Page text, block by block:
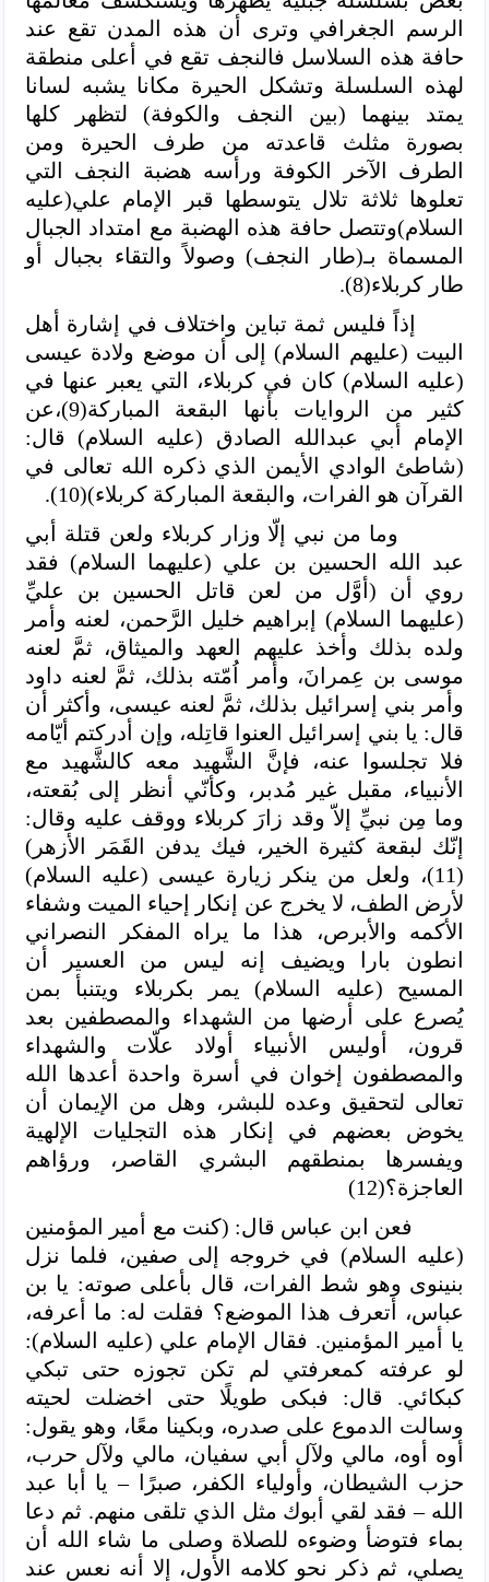
الرسم الجغرافي وترى أن هذه المدن تقع عند
حافة هذه السلاسل فالنجف تقع في أعلى منطقة
لهذه السلسلة وتشكل الحيرة مكانا يشبه لسانا
يمتد بينهما (بين النجف والكوفة) لتظهر كلها
بصورة مثلث قاعدته من طرف الحيرة ومن
الطرف الآخر الكوفة ورأسه هضبة النجف التي
تعلوها ثلاثة تلال يتوسطها قبر الإمام علي(عليه
السلام)وتتصل حافة هذه الهضبة مع امتداد الجبال
المسماة بـ(طار النجف) وصولاً والتقاء بجبال أو
طار كربلاء(8).
إذاً فليس ثمة تباين واختلاف في إشارة أهل
البيت (عليهم السلام) إلى أن موضع ولادة عيسى
(عليه السلام) كان في كربلاء، التي يعبر عنها في
كثير من الروايات بأنها البقعة المباركة(9)،عن
الإمام أبي عبدالله الصادق (عليه السلام) قال:
(شاطئ الوادي الأيمن الذي ذكره الله تعالى في
القرآن هو الفرات، والبقعة المباركة كربلاء)(10).
وما من نبي إلّا وزار كربلاء ولعن قتلة أبي
عبد الله الحسين بن علي (عليهما السلام) فقد
روي أن (أوَّل من لعن قاتل الحسين بن عليِّ
(عليهما السلام)
إبراهيم خليل الرَّحمن، لعنه وأمر
ولده بذلك وأخذ عليهم العهد والميثاق، ثمَّ لعنه
موسى بن عِمرانَ، وأمر اُمّته بذلك، ثمَّ لعنه داود
وأمر بني إسرائيل بذلك، ثمَّ لعنه عيسى، وأكثر أن
قال: يا بني إسرائيل العنوا قاتِله، وإن أدركتم أيّامه
فلا تجلسوا عنه، فإنَّ الشَّهيد معه كالشَّهيد مع
الأنبياء، مقبل غير مُدبر، وكأنّي أنظر إلى بُقعته،
وما مِن نبيِّ إلاّ وقد زارَ كربلاء ووقف عليه وقال:
إنّك لبقعة كثيرة الخير، فيك يدفن القَمَر الأزهر)
(11)، ولعل من ينكر زيارة عيسى (عليه السلام)
لأرض الطف، لا يخرج عن إنكار إحياء الميت وشفاء
الأكمه والأبرص، هذا ما يراه المفكر النصراني
انطون بارا ويضيف إنه ليس من العسير أن
المسيح (عليه السلام) يمر بكربلاء ويتنبأ بمن
يُصرع على أرضها من الشهداء والمصطفين بعد
قرون، أوليس الأنبياء أولاد علّات والشهداء
والمصطفون إخوان في أسرة واحدة أعدها الله
تعالى لتحقيق وعده للبشر، وهل من الإيمان أن
يخوض بعضهم في إنكار هذه التجليات الإلهية
ويفسرها بمنطقهم البشري القاصر، ورؤاهم
العاجزة؟(12)
فعن ابن عباس قال: (كنت مع أمير المؤمنين
(عليه السلام) في خروجه إلى صفين، فلما نزل
بنينوى وهو شط الفرات، قال بأعلى صوته: يا بن
عباس، أتعرف هذا الموضع؟ فقلت له: ما أعرفه،
يا أمير المؤمنين. فقال الإمام علي (عليه السلام):
لو عرفته كمعرفتي لم تكن تجوزه حتى تبكي
كبكائي. قال: فبكى طويلًا حتى اخضلت لحيته
وسالت الدموع على صدره، وبكينا معًا، وهو يقول:
أوه أوه، مالي ولآل أبي سفيان، مالي ولآل حرب،
حزب الشيطان، وأولياء الكفر، صبرًا – يا أبا عبد
الله – فقد لقي أبوك مثل الذي تلقى منهم. ثم دعا
بماء فتوضأ وضوءه للصلاة وصلى ما شاء الله أن
يصلي، ثم ذكر نحو كلامه الأول، إلا أنه نعس عند